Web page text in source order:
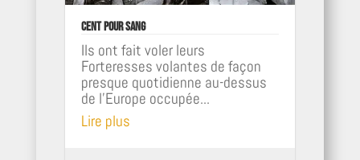
Cent pour sang
Ils ont fait voler leurs
Forteresses volantes de façon
presque quotidienne au-dessus
de l'Europe occupée...
Lire plus